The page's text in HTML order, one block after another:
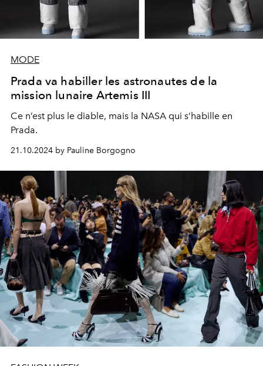
MODE
Prada va habiller les astronautes de la
mission lunaire Artemis III
Ce n’est plus le diable, mais la NASA qui s’habille en
Prada.
21.10.2024 by Pauline Borgogno